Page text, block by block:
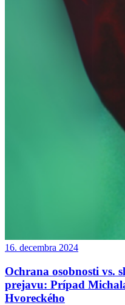
16. decembra 2024
Ochrana osobnosti vs.
prejavu: Prípad
Hvoreckého